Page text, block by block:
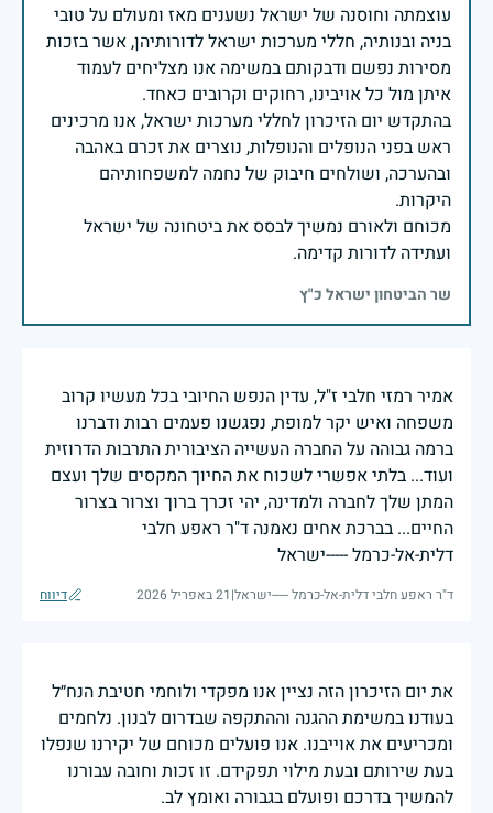
עוצמתה וחוסנה של ישראל נשענים מאז ומעולם על טובי
בניה ובנותיה, חללי מערכות ישראל לדורותיהן, אשר בזכות
מסירות נפשם ודבקותם במשימה אנו מצליחים לעמוד
בהתקדש יום הזיכרון לחללי מערכות ישראל, אנו מרכינים
ראש בפני הנופלים והנופלות, נוצרים את זכרם באהבה
ובהערכה, ושולחים חיבוק של נחמה למשפחותיהם
מכוחם ולאורם נמשיך לבסס את ביטחונה של ישראל
ועתידה לדורות קדימה.
שר הביטחון ישראל כ"ץ
אמיר רמזי חלבי ז"ל, עדין הנפש החיובי בכל מעשיו קרוב
משפחה ואיש יקר למופת, נפגשנו פעמים רבות ודברנו
ברמה גבוהה על החברה העשייה הציבורית התרבות הדרוזית
ועוד... בלתי אפשרי לשכוח את החיוך המקסים שלך ועצם
המתן שלך לחברה ולמדינה, יהי זכרך ברוך וצרור בצרור
החיים... בברכת אחים נאמנה ד"ר ראפע חלבי
דלית-אל-כרמל -----ישראל
ד"ר ראפע חלבי דלית-אל-כרמל -----ישראל|21 באפריל 2026 דיווח
את יום הזיכרון הזה נציין אנו מפקדי ולוחמי חטיבת הנח״ל
בעודנו במשימת ההגנה וההתקפה שבדרום לבנון. נלחמים
ומכריעים את אוייבנו. אנו פועלים מכוחם של יקירנו שנפלו
בעת שירותם ובעת מילוי תפקידם. זו זכות וחובה עבורנו
להמשיך בדרכם ופועלם בגבורה ואומץ לב.